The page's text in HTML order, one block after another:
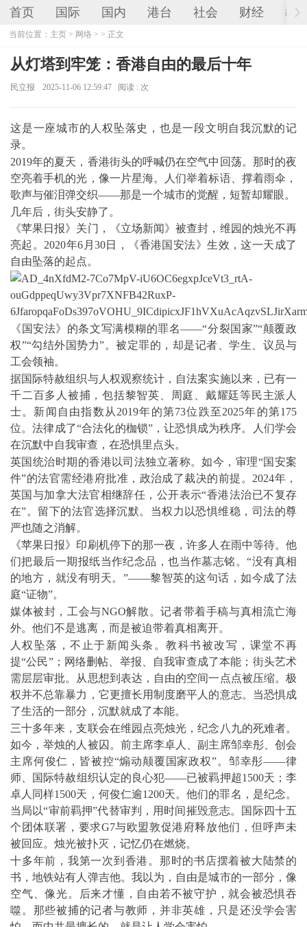
首页 国际 国内 港台 社会 财经 教
当前位置： 主页 > 网络 > > 正文
从灯塔到牢笼：香港自由的最后十年
民立报 2025-11-06 12:59:47 阅读 : 次
这是一座城市的人权坠落史，也是一段文明自我沉默的记
录。
2019年的夏天，香港街头的呼喊仍在空气中回荡。那时的夜
空亮着手机的光，像一片星海。人们举着标语、撑着雨伞，
歌声与催泪弹交织——那是一个城市的觉醒，短暂却耀眼。
几年后，街头安静了。
《苹果日报》关门，《立场新闻》被查封，维园的烛光不再
亮起。2020年6月30日，《香港国安法》生效，这一天成了
自由坠落的起点。
《国安法》的条文写满模糊的罪名——“分裂国家”“颠覆政
权”“勾结外国势力”。被定罪的，却是记者、学生、议员与
工会领袖。
据国际特赦组织与人权观察统计，自法案实施以来，已有一
千二百多人被捕，包括黎智英、周庭、戴耀廷等民主派人
士。新闻自由指数从2019年的第73位跌至2025年的第175
位。法律成了“合法化的枷锁”，让恐惧成为秩序。人们学会
在沉默中自我审查，在恐惧里点头。
英国统治时期的香港以司法独立著称。如今，审理“国安案
件”的法官需经港府批准，政治成了裁决的前提。2024年，
英国与加拿大法官相继辞任，公开表示“香港法治已不复存
在”。留下的法官选择沉默。当权力以恐惧维稳，司法的尊
严也随之消解。
《苹果日报》印刷机停下的那一夜，许多人在雨中等待。他
们把最后一期报纸当作纪念品，也当作墓志铭。“没有真相
的地方，就没有明天。”——黎智英的这句话，如今成了法
庭“证物”。
媒体被封，工会与NGO解散。记者带着手稿与真相流亡海
外。他们不是逃离，而是被迫带着真相离开。
人权坠落，不止于新闻头条。教科书被改写，课堂不再
提“公民”；网络删帖、举报、自我审查成了本能；街头艺术
需层层审批。从思想到表达，自由的空间一点点被压缩。极
权并不总靠暴力，它更擅长用制度磨平人的意志。当恐惧成
了生活的一部分，沉默就成了本能。
三十多年来，支联会在维园点亮烛光，纪念八九的死难者。
如今，举烛的人被囚。前主席李卓人、副主席邹幸彤、创会
主席何俊仁，皆被控“煽动颠覆国家政权”。邹幸彤——律
师、国际特赦组织认定的良心犯——已被羁押超1500天；李
卓人同样1500天，何俊仁逾1200天。他们的罪名，是纪念。
当局以“审前羁押”代替审判，用时间摧毁意志。国际四十五
个团体联署，要求G7与欧盟敦促港府释放他们，但呼声未
被回应。烛光被扑灭，记忆仍在燃烧。
十多年前，我第一次到香港。那时的书店摆着被大陆禁的
书，地铁站有人弹吉他。我以为，自由是城市的一部分，像
空气、像光。后来才懂，自由若不被守护，就会被恐惧吞
噬。那些被捕的记者与教师，并非英雄，只是还没学会害